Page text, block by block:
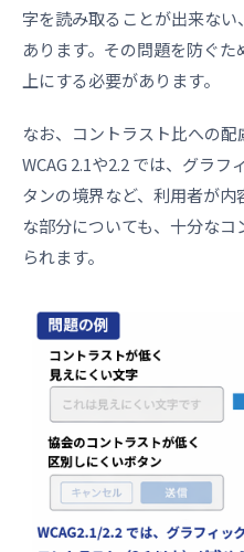
字を読み取ることが出来な
あります。その問題を防ぐ
上にする必要があります。
なお、コントラスト比への配
WCAG 2.1や2.2 では、グラ
タンの境界など、利用者が
な部分についても、十分な
られます。